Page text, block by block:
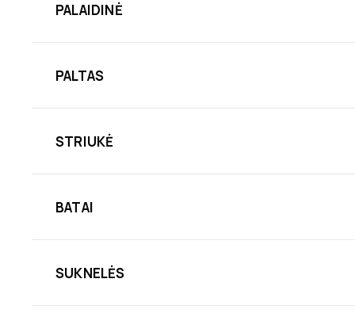
PALAIDINĖ
PALTAS
STRIUKĖ
BATAI
SUKNELĖS